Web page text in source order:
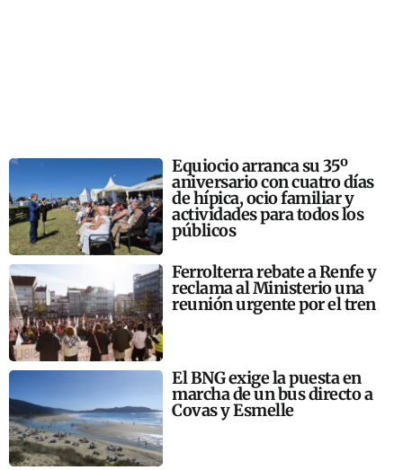
Equiocio arranca su 35º
aniversario con cuatro días
de hípica, ocio familiar y
actividades para todos los
públicos
Ferrolterra rebate a Renfe y
reclama al Ministerio una
reunión urgente por el tren
El BNG exige la puesta en
marcha de un bus directo a
Covas y Esmelle